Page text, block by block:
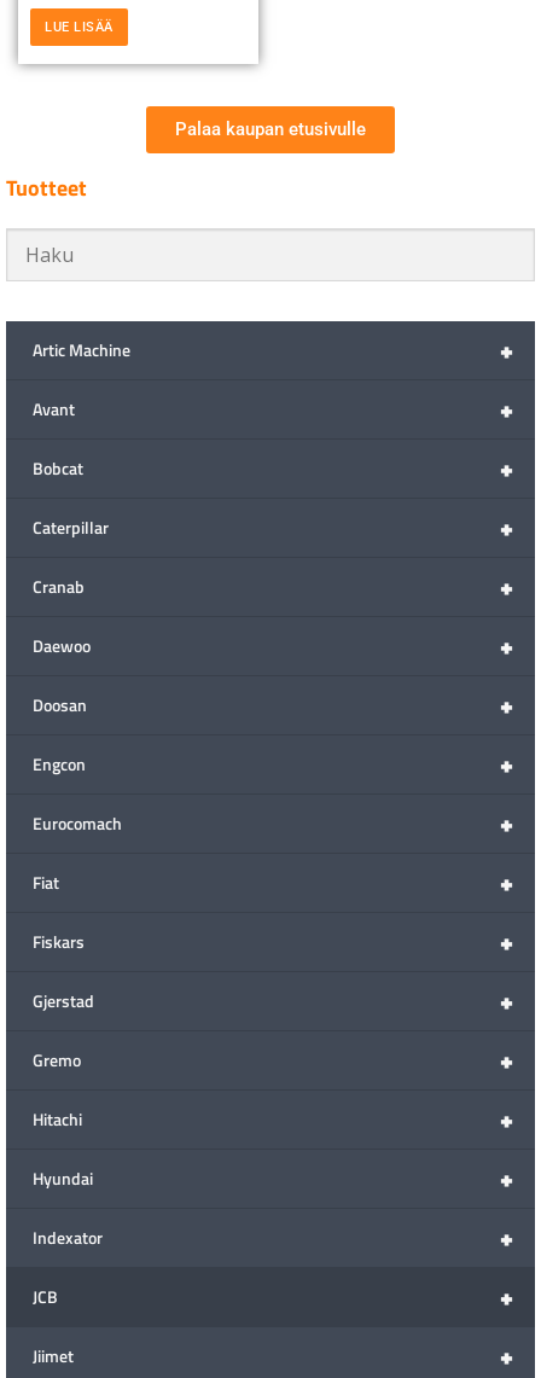
LUE LISÄÄ
Palaa kaupan etusivulle
Tuotteet
+
Artic Machine
+
Avant
+
Bobcat
+
Caterpillar
+
Cranab
+
Daewoo
+
Doosan
+
Engcon
+
Eurocomach
+
Fiat
+
Fiskars
+
Gjerstad
+
Gremo
+
Hitachi
+
Hyundai
+
Indexator
+
JCB
+
Jiimet